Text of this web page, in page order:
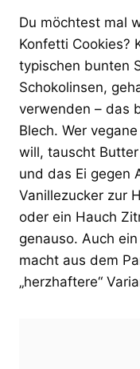
Du möchtest mal
Konfetti Cookies?
typischen bunten
Schokolinsen,
verwenden – das
Blech. Wer
will, tauscht
und das Ei gegen
Vanillezucker zur
oder ein Hauch
genauso. Auch
macht aus dem
„herzhaftere“